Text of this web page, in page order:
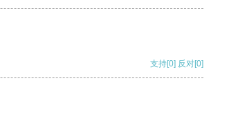
支持[0] 反对[0]